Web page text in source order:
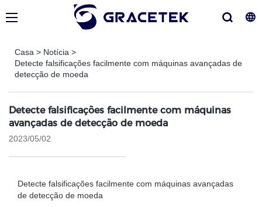
Casa > Notícia >
Detecte falsificações facilmente com máquinas avançadas de
detecção de moeda
Detecte falsificações facilmente com máquinas
avançadas de detecção de moeda
2023/05/02
Detecte falsificações facilmente com máquinas avançadas
de detecção de moeda